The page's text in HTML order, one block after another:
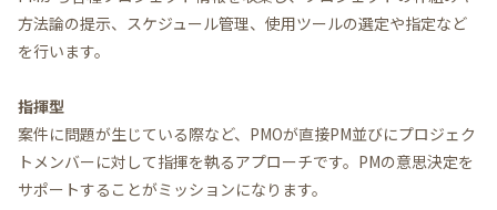
方法論の提示、スケジュール管理、使用ツールの選定や指定など
を行います。
指揮型
案件に問題が生じている際など、PMOが直接PM並びにプロジェク
トメンバーに対して指揮を執るアプローチです。PMの意思決定を
サポートすることがミッションになります。